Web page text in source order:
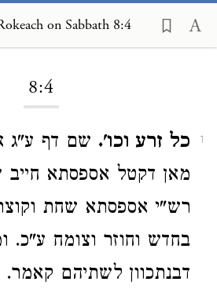
on Sabbath 8:4
8:4
1 כל זרע וכו'. שם דף ע"ג
מאן דקטל אספסתא חייב
רש"י אספסתא שחת
בחדש וחוזר וצומח ע"כ.
דבנתכוון לשתיהם קאמר.